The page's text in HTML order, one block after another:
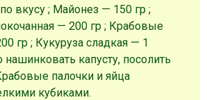
вкусу ; Майонез — 150 гр ;
— 200 гр ; Крабовые
гр ; Кукуруза сладкая — 1
нашинковать капусту, посолить
палочки и яйца
кубиками.